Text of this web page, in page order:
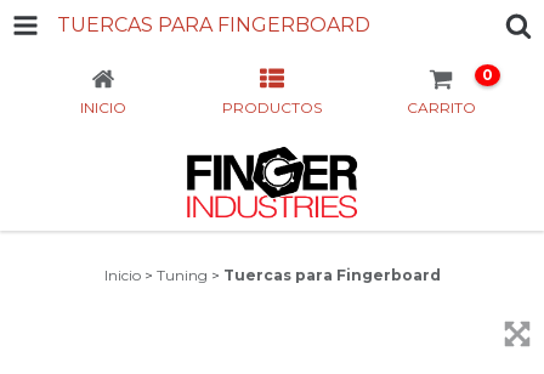
TUERCAS PARA FINGERBOARD
INICIO PRODUCTOS CARRITO
0
Inicio > Tuning > Tuercas para Fingerboard